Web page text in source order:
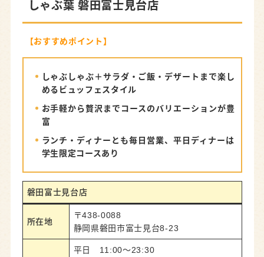
しゃぶ葉 磐田富士見台店
【おすすめポイント】
しゃぶしゃぶ＋サラダ・ご飯・デザートまで楽し
めるビュッフェスタイル
お手軽から贅沢までコースのバリエーションが豊
富
ランチ・ディナーとも毎日営業、平日ディナーは
学生限定コースあり
磐田富士見台店
所在地
〒438-0088
静岡県磐田市富士見台8-23
平日 11:00～23:30